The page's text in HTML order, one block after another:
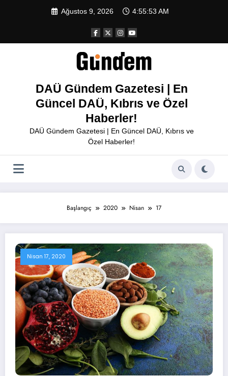
Ağustos 9, 2026 4:55:53 AM
DAÜ Gündem Gazetesi | En
Güncel DAÜ, Kıbrıs ve Özel
Haberler!
DAÜ Gündem Gazetesi | En Güncel DAÜ, Kıbrıs ve
Özel Haberler!
Başlangıç 2020 Nisan 17
Nisan 17, 2020